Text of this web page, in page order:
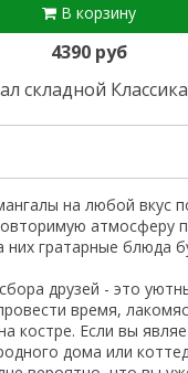
В корзину
4390 руб
складной
на любой вкус
атмосферу
них гратарные блюда
друзей - это
время,
костре. Если вы
дома или